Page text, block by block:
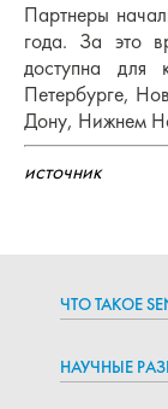
ЧТО ТАКОЕ
НАУЧНЫЕ
Партнеры
года. За это
доступна для
Петербурге,
Дону, Нижнем
источник